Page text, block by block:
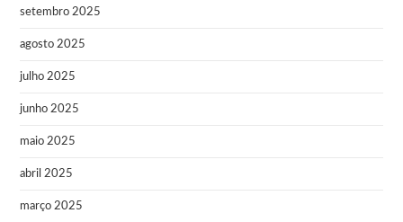
setembro 2025
agosto 2025
julho 2025
junho 2025
maio 2025
abril 2025
março 2025